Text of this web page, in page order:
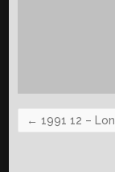
← 1991 12 –